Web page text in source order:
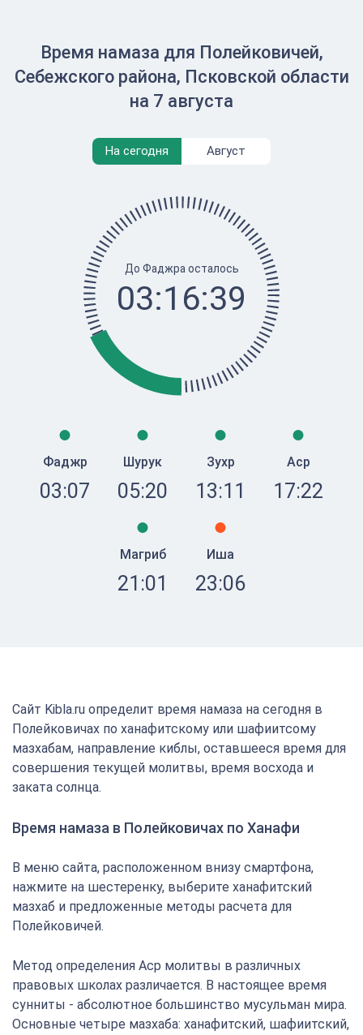
Время намаза для Полейковичей,
Себежского района, Псковской области
на 7 августа
На сегодня Август
До Фаджра осталось
03:16:38
Фаджр
03:07
Шурук
05:20
Зухр
13:11
Аср
17:22
Магриб
21:01
Иша
23:06
Сайт Kibla.ru определит время намаза на сегодня в
Полейковичах по ханафитскому или шафиитсому
мазхабам, направление киблы, оставшееся время для
совершения текущей молитвы, время восхода и
заката солнца.
Время намаза в Полейковичах по Ханафи
В меню сайта, расположенном внизу смартфона,
нажмите на шестеренку, выберите ханафитский
мазхаб и предложенные методы расчета для
Полейковичей.
Метод определения Аср молитвы в различных
правовых школах различается. В настоящее время
сунниты - абсолютное большинство мусульман мира.
Основные четыре мазхаба: ханафитский, шафиитский,